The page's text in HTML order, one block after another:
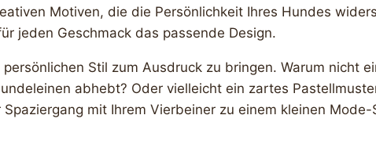
Motiven, die die Persönlichkeit Ihres Hundes
jeden Geschmack das passende Design.
Stil zum Ausdruck zu bringen. Warum nicht
abhebt? Oder vielleicht ein zartes
mit Ihrem Vierbeiner zu einem kleinen